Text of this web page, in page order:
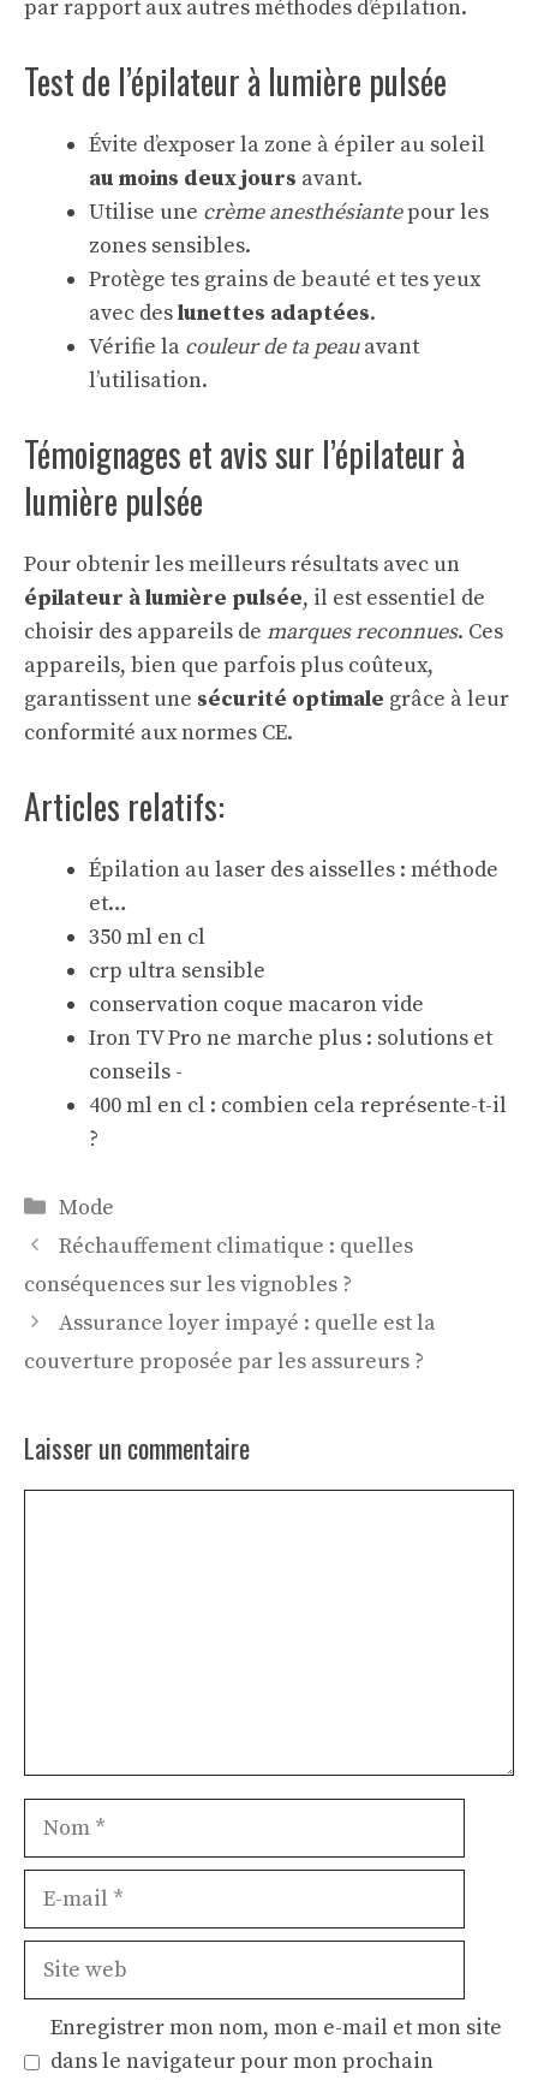
par rapport aux autres méthodes d’épilation.
Test de l’épilateur à lumière pulsée
Évite d’exposer la zone à épiler au soleil
au moins deux jours avant.
Utilise une crème anesthésiantepour les
zones sensibles.
Protège tes grains de beauté et tes yeux
avec deslunettes adaptées.
Vérifie la couleur de ta peauavant
l’utilisation.
Témoignages et avis sur l’épilateur à
lumière pulsée
Pour obtenir les meilleurs résultats avec un
épilateur à lumière pulsée, il est essentiel de
choisir des appareils de marques reconnues. Ces
appareils, bien que parfois plus coûteux,
garantissent une sécurité optimale grâce à leur
conformité aux normes CE.
Articles relatifs:
Épilation au laser des aisselles : méthode
et…
350 ml en cl
crp ultra sensible
conservation coque macaron vide
Iron TV Pro ne marche plus : solutions et
conseils -
400 ml en cl : combien cela représente-t-il
?
Catégories
Mode
Réchauffement climatique : quelles
conséquences sur les vignobles ?
Assurance loyer impayé : quelle est la
couverture proposée par les assureurs ?
Laisser un commentaire
Nom
Site
Enregistrer mon nom, mon e-mail et mon site
dans le navigateur pour mon prochain